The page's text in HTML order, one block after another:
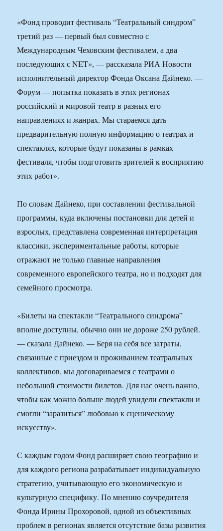
«Фонд проводит фестиваль “Театральный синдром”
третий раз — первый был совместно с
Международным Чеховским фестивалем, а два
последующих с NET», — рассказала РИА Новости
исполнительный директор Фонда Оксана Дайнеко. —
Форум — попытка показать в этих регионах
российский и мировой театр в разных его
направлениях и жанрах. Мы стараемся дать
предварительную полную информацию о театрах и
спектаклях, которые будут показаны в рамках
фестиваля, чтобы подготовить зрителей к восприятию
этих работ».
По словам Дайнеко, при составлении фестивальной
программы, куда включены постановки для детей и
взрослых, представлена современная интерпретация
классики, экспериментальные работы, которые
отражают не только главные направления
современного европейского театра, но и подходят для
семейного просмотра.
«Билеты на спектакли “Театрального синдрома”
вполне доступны, обычно они не дороже 250 рублей.
— сказала Дайнеко. — Беря на себя все затраты,
связанные с приездом и проживанием театральных
коллективов, мы договариваемся с театрами о
небольшой стоимости билетов. Для нас очень важно,
чтобы как можно больше людей увидели спектакли и
смогли “заразиться” любовью к сценическому
искусству».
С каждым годом Фонд расширяет свою географию и
для каждого региона разрабатывает индивидуальную
стратегию, учитывающую его экономическую и
культурную специфику. По мнению соучредителя
Фонда Ирины Прохоровой, одной из объективных
проблем в регионах является отсутствие базы развития